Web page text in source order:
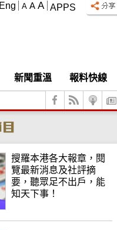
APPS
A A A
Eng
新聞重溫
報料快線
搜羅本港各大報章，閱
覽最新消息及社評摘
要，聽眾足不出戶，能
知天下事！